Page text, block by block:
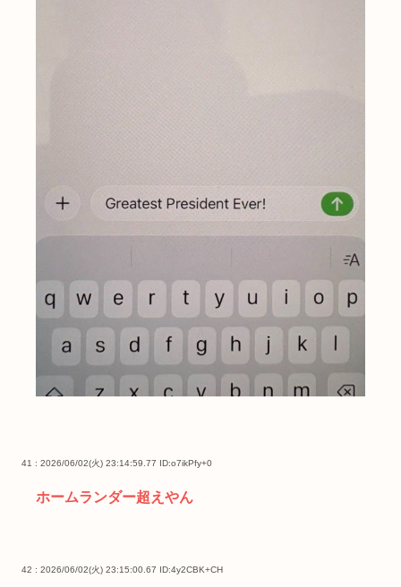
41 : 2026/06/02(火) 23:14:59.77 ID:o7ikPfy+0
ホームランダー超えやん
42 : 2026/06/02(火) 23:15:00.67 ID:4y2CBK+CH